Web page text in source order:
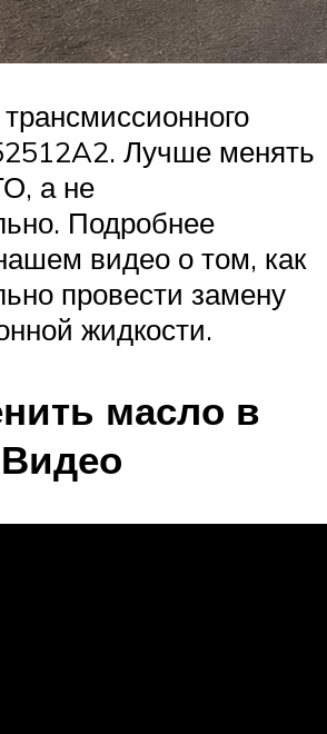
Лучше менять
а не
Подробнее
видео о том, как
провести замену
жидкости.
масло в